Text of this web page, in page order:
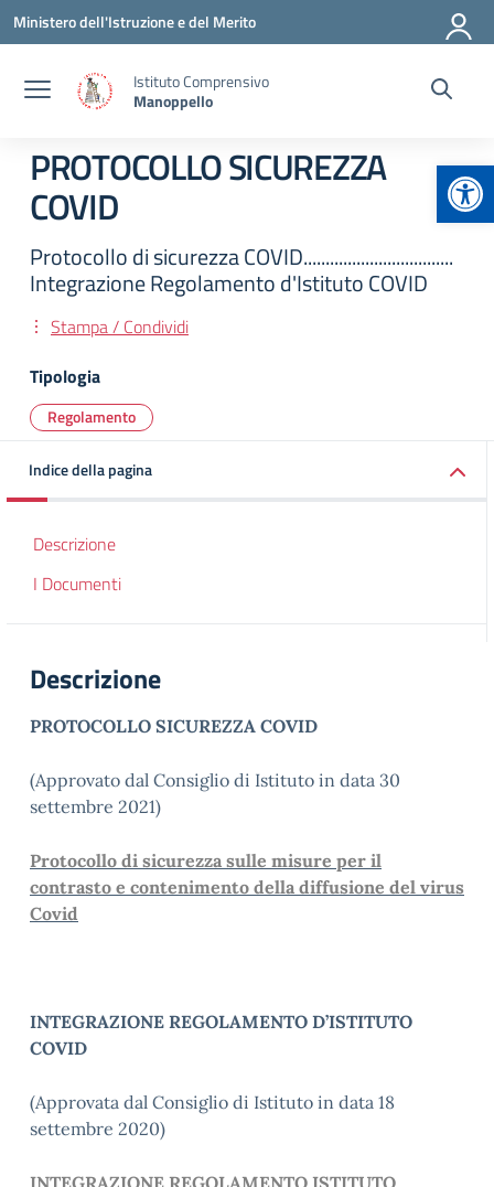
Vai ai contenuti
Vai al menu di navigazione
Vai al footer
Ministero dell'Istruzione e del Merito
Istituto Comprensivo
Manoppello
PROTOCOLLO SICUREZZA
COVID
Protocollo di sicurezza COVID..................................
Integrazione Regolamento d'Istituto COVID
Stampa / Condividi
Tipologia
Regolamento
Indice della pagina
Descrizione
I Documenti
Descrizione
PROTOCOLLO SICUREZZA COVID
(Approvato dal Consiglio di Istituto in data 30
settembre 2021)
Protocollo di sicurezza sulle misure per il
contrasto e contenimento della diffusione del virus
Covid
INTEGRAZIONE REGOLAMENTO D’ISTITUTO
COVID
(Approvata dal Consiglio di Istituto in data 18
settembre 2020)
INTEGRAZIONE REGOLAMENTO ISTITUTO